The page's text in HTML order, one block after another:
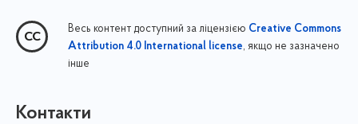
Весь контент доступний за ліцензією Creative Commons
Attribution 4.0 International license, якщо не зазначено
інше
Контакти